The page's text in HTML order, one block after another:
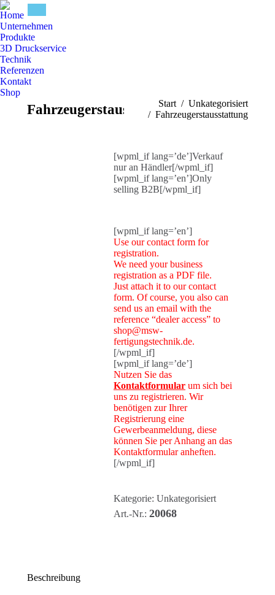
Home
Unternehmen
Produkte
3D Druckservice
Technik
Referenzen
Kontakt
Shop
Fahrzeugerstausstattung
Sie befinden sich hier:
Start
Unkategorisiert
Fahrzeugerstausstattung
[wpml_if lang=’de’]Verkauf
nur an Händler[/wpml_if]
[wpml_if lang=’en’]Only
selling B2B[/wpml_if]
[wpml_if lang=’en’]
Use our contact form for
registration.
We need your business
registration as a PDF file.
Just attach it to our contact
form. Of course, you also can
send us an email with the
reference “dealer access” to
shop@msw-
fertigungstechnik.de.
[/wpml_if]
[wpml_if lang=’de’]
Nutzen Sie das
Kontaktformular um sich bei
uns zu registrieren. Wir
benötigen zur Ihrer
Registrierung eine
Gewerbeanmeldung, diese
können Sie per Anhang an das
Kontaktformular anheften.
[/wpml_if]
Kategorie: Unkategorisiert
Art.-Nr.: 20068
Beschreibung